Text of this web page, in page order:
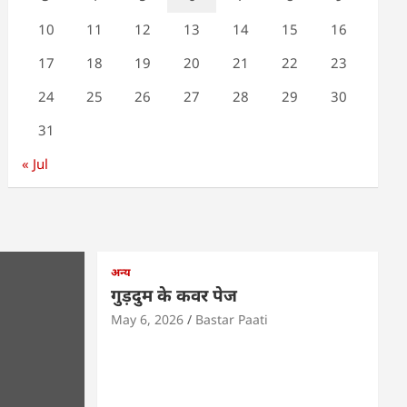
10
11 12 13 14 15
16
17
18 19 20 21 22
23
24
25 26 27 28 29
30
31
« Jul
अन्य
गुड़दुम के कवर पेज
May 6, 2026 Bastar Paati